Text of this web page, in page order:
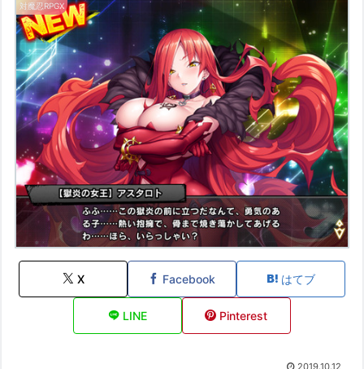
対魔忍RPGX
X Facebook はてブ
LINE Pinterest
2019.10.12